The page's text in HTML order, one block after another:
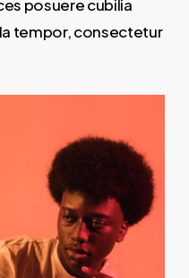
posuere cubilia
tempor, consectetur